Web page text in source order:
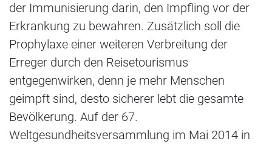
der Immunisierung darin, den Impfling vor der
Erkrankung zu bewahren. Zusätzlich soll die
Prophylaxe einer weiteren Verbreitung der
Erreger durch den Reisetourismus
entgegenwirken, denn je mehr Menschen
geimpft sind, desto sicherer lebt die gesamte
Bevölkerung. Auf der 67.
Weltgesundheitsversammlung im Mai 2014 in